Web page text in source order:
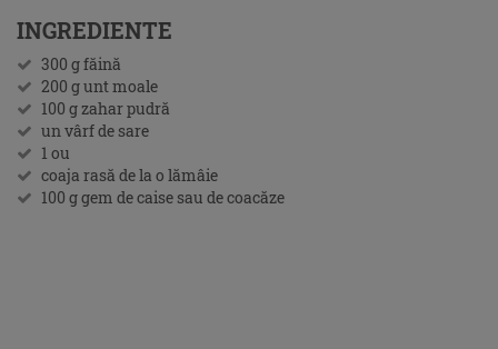
INGREDIENTE
300 g făină
200 g unt moale
100 g zahar pudră
un vârf de sare
1 ou
coaja rasă de la o lămâie
100 g gem de caise sau de coacăze